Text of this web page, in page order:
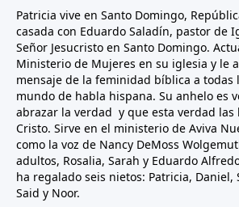
Patricia vive en Santo Domingo,
casada con Eduardo Saladín, pastor de
Señor Jesucristo en Santo Domingo.
Ministerio de Mujeres en su iglesia y le
mensaje de la feminidad bíblica a todas
mundo de habla hispana. Su anhelo es
abrazar la verdad y que esta verdad las
Cristo. Sirve en el ministerio de Aviva
como la voz de Nancy DeMoss
adultos, Rosalia, Sarah y Eduardo
ha regalado seis nietos: Patricia, Daniel,
Said y Noor.